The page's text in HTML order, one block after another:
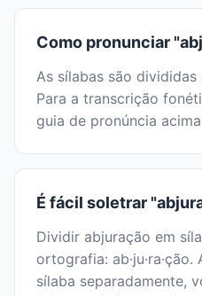
Como pronunciar
As sílabas são divididas
Para a transcrição
guia de pronúncia
É fácil soletrar
Dividir abjuração em
ortografia:
sílaba separadamente,